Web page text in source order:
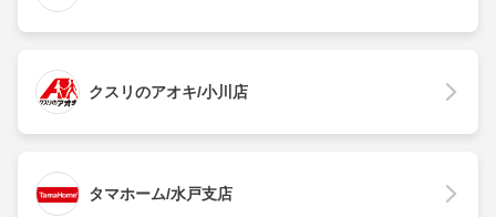
クスリのアオキ/小川店
タマホーム/水戸支店